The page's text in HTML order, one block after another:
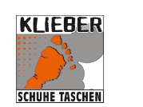
Zum
Inhalt
springen